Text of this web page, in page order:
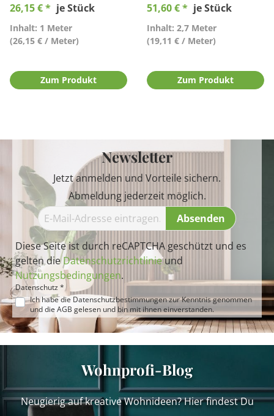
26,15 € * je Stück
Inhalt: 1 Meter
(26,15 € / Meter)
Zum Produkt
51,60 € * je Stück
Inhalt: 2,7 Meter
(19,11 € / Meter)
Zum Produkt
Newsletter
Jetzt anmelden und Vorteile sichern.
Abmeldung jederzeit möglich.
Absenden
Diese Seite ist durch reCAPTCHA geschützt und es
gelten dieDatenschutzrichtlinieund
Nutzungsbedingungen.
Datenschutz *
Ich habe die Datenschutzbestimmungenzur Kenntnis genommen
und die AGB gelesen und bin mit ihnen einverstanden.
Wohnprofi-Blog
Neugierig auf kreative Wohnideen? Hier findest Du